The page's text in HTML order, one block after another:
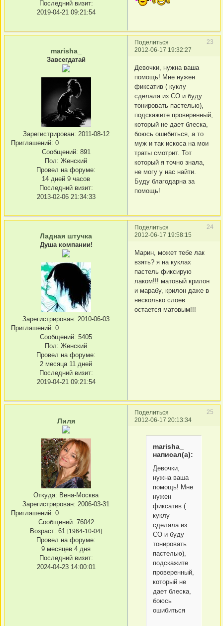
Последний визит:
2019-04-21 09:21:54
Поделиться
23
2012-06-17 19:32:27
marisha_
Завсегдатай
Зарегистрирован: 2011-08-12
Приглашений: 0
Сообщений: 891
Пол: Женский
Провел на форуме:
14 дней 9 часов
Последний визит:
2013-02-06 21:34:33
Девочки, нужна ваша
помощь! Мне нужен
фиксатив ( куклу
сделала из СО и буду
тонировать пастелью),
подскажите проверенный,
который не дает блеска,
боюсь ошибиться, а то
муж и так искоса на мои
траты смотрит. Тот
который я точно знала,
не могу у нас найти.
Буду благодарна за
помощь!
Поделиться
24
2012-06-17 19:58:15
Ладная штучка
Душа компании!
Зарегистрирован: 2010-06-03
Приглашений: 0
Сообщений: 5405
Пол: Женский
Провел на форуме:
2 месяца 11 дней
Последний визит:
2019-04-21 09:21:54
Марин, может тебе лак
взять? я на куклах
пастель фиксирую
лаком!!! матовый крилон
и марабу, крилон даже в
несколько слоев
остается матовым!!!
Поделиться
25
2012-06-17 20:13:34
Лиля
Откуда: Вена-Москва
Зарегистрирован: 2006-03-31
Приглашений: 0
Сообщений: 76042
Возраст: 61 [1964-10-04]
Провел на форуме:
9 месяцев 4 дня
Последний визит:
2024-04-23 14:00:01
marisha_
написал(а):
Девочки,
нужна ваша
помощь! Мне
нужен
фиксатив (
куклу
сделала из
СО и буду
тонировать
пастелью),
подскажите
проверенный,
который не
дает блеска,
боюсь
ошибиться